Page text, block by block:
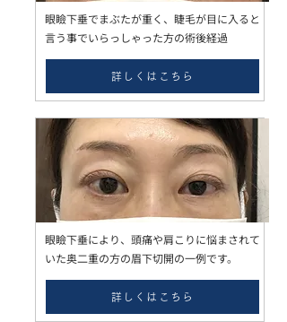
眼瞼下垂でまぶたが重く、睫毛が目に入ると
言う事でいらっしゃった方の術後経過
詳しくはこちら
眼瞼下垂により、頭痛や肩こりに悩まされて
いた奥二重の方の眉下切開の一例です。
詳しくはこちら